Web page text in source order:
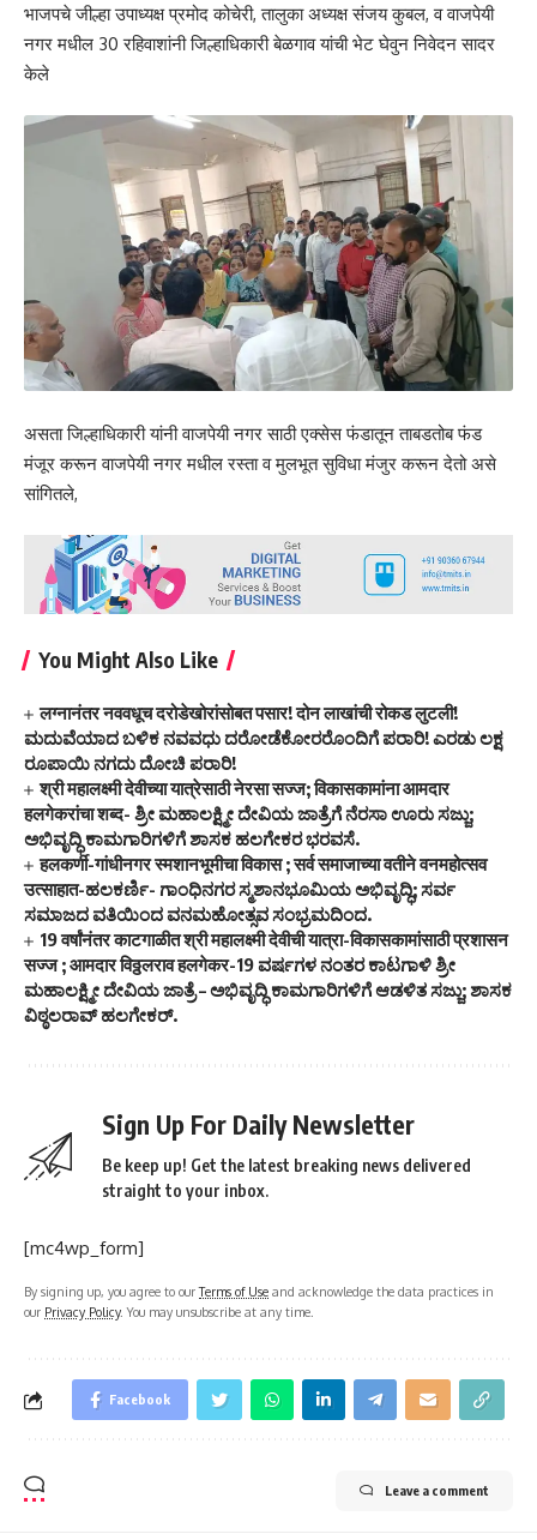
भाजपचे जील्हा उपाध्यक्ष प्रमोद कोचेरी, तालुका अध्यक्ष संजय कुबल, व वाजपेयी
नगर मधील 30 रहिवाशांनी जिल्हाधिकारी बेळगाव यांची भेट घेवुन निवेदन सादर
केले
असता जिल्हाधिकारी यांनी वाजपेयी नगर साठी एक्सेस फंडातून ताबडतोब फंड
मंजूर करून वाजपेयी नगर मधील रस्ता व मुलभूत सुविधा मंजुर करून देतो असे
सांगितले,
You Might Also Like
लग्नानंतर नववधूच दरोडेखोरांसोबत पसार! दोन लाखांची रोकड लुटली!
ಮದುವೆಯಾದ ಬಳಿಕ ನವವಧು ದರೋಡೆಕೋರರೊಂದಿಗೆ ಪರಾರಿ! ಎರಡು ಲಕ್ಷ
ರೂಪಾಯಿ ನಗದು ದೋಚಿ ಪರಾರಿ!
श्री महालक्ष्मी देवीच्या यात्रेसाठी नेरसा सज्ज; विकासकामांना आमदार
हलगेकरांचा शब्द- ಶ್ರೀ ಮಹಾಲಕ್ಷ್ಮೀ ದೇವಿಯ ಜಾತ್ರೆಗೆ ನೆರಸಾ ಊರು ಸಜ್ಜು;
ಅಭಿವೃದ್ಧಿ ಕಾಮಗಾರಿಗಳಿಗೆ ಶಾಸಕ ಹಲಗೇಕರ ಭರವಸೆ.
हलकर्णी-गांधीनगर स्मशानभूमीचा विकास ; सर्व समाजाच्या वतीने वनमहोत्सव
उत्साहात-ಹಲಕರ್ಣಿ- ಗಾಂಧಿನಗರ ಸ್ಮಶಾನಭೂಮಿಯ ಅಭಿವೃದ್ಧಿ; ಸರ್ವ
ಸಮಾಜದ ವತಿಯಿಂದ ವನಮಹೋತ್ಸವ ಸಂಭ್ರಮದಿಂದ.
19 वर्षांनंतर काटगाळीत श्री महालक्ष्मी देवीची यात्रा-विकासकामांसाठी प्रशासन
सज्ज ; आमदार विठ्ठलराव हलगेकर-19 ವರ್ಷಗಳ ನಂತರ ಕಾಟಗಾಳಿ ಶ್ರೀ
ಮಹಾಲಕ್ಷ್ಮೀ ದೇವಿಯ ಜಾತ್ರೆ – ಅಭಿವೃದ್ಧಿ ಕಾಮಗಾರಿಗಳಿಗೆ ಆಡಳಿತ ಸಜ್ಜು; ಶಾಸಕ
ವಿಠ್ಠಲರಾವ್ ಹಲಗೇಕರ್.
Sign Up For Daily Newsletter
Be keep up! Get the latest breaking news delivered
straight to your inbox.
[mc4wp_form]
By signing up, you agree to ourTerms of Use and acknowledge the data practices in
our Privacy Policy. You may unsubscribe at any time.
Facebook
Leave a comment